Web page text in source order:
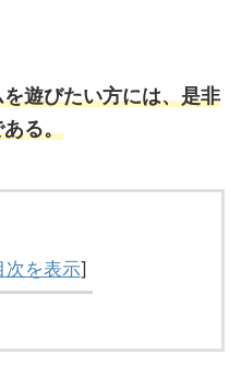
遊びたい方には、是非
る。
次を表示]